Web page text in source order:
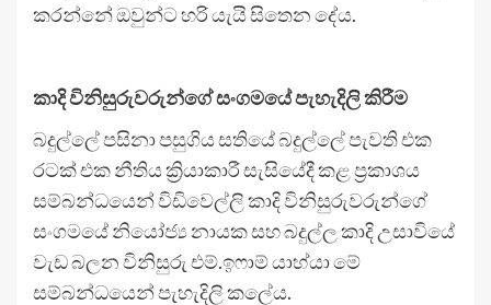
කරන්නේ ඔවුන්ට හරි යැයි සිතෙන දේය.
කාදි විනිසුරුවරුන්ගේ සංගමයේ පැහැදිලි කිරීම
බදුල්ලේ පසිනා පසුගිය සතියේ බදුල්ලේ පැවති එක
රටක් එක නීතිය ක්‍රියාකාරී සැසියේදී කළ ප්‍රකාශය
සම්බන්ධයෙන් විඩිවෙල්ලි කාදි විනිසුරුවරුන්ගේ
සංගමයේ නියෝජ්‍ය නායක සහ බදුල්ල කාදි උසාවියේ
වැඩ බලන විනිසුරු එම්.ඉෆාම් යාහ්යා මේ
සම්බන්ධයෙන් පැහැදිලි කලේය.